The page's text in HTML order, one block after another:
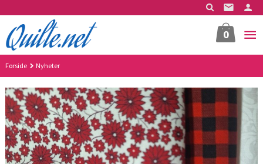
til
innholdet
0
Forside Nyheter